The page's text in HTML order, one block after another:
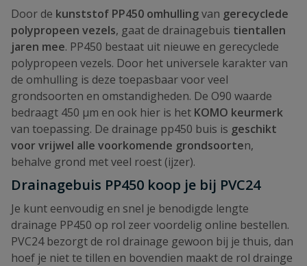
Door de kunststof PP450 omhullingvan gerecyclede
polypropeen vezels, gaat de drainagebuis tientallen
jaren mee. PP450 bestaat uit nieuwe en gerecyclede
polypropeen vezels. Door het universele karakter van
de omhulling is deze toepasbaar voor veel
grondsoorten en omstandigheden. De O90 waarde
bedraagt 450 µm en ook hier is het KOMO keurmerk
van toepassing. De drainage pp450 buis is geschikt
voor vrijwel alle voorkomende grondsoorten,
behalve grond met veel roest (ijzer).
Drainagebuis PP450 koop je bij PVC24
Je kunt eenvoudig en snel je benodigde lengte
drainage PP450 op rol zeer voordelig online bestellen.
PVC24 bezorgt de rol drainage gewoon bij je thuis, dan
hoef je niet te tillen en bovendien maakt de rol drainge